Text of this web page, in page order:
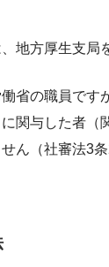
地方厚生支局
省の職員です
に関与した者（
ん（社審法3条